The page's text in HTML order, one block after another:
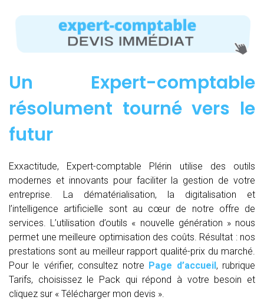
Un Expert-comptable
résolument tourné vers le
futur
Exxactitude, Expert-comptable Plérin utilise des outils
modernes et innovants pour faciliter la gestion de votre
entreprise. La dématérialisation, la digitalisation et
l’intelligence artificielle sont au cœur de notre offre de
services. L’utilisation d’outils « nouvelle génération » nous
permet une meilleure optimisation des coûts. Résultat : nos
prestations sont au meilleur rapport qualité-prix du marché.
Pour le vérifier, consultez notre Page d’accueil, rubrique
Tarifs, choisissez le Pack qui répond à votre besoin et
cliquez sur « Télécharger mon devis ».